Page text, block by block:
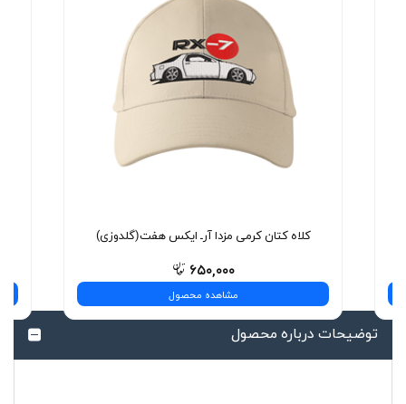
کلاه کتان کرمی مزدا آرـ ایکس هفت(گلدوزی)
۶۵۰,۰۰۰
مشاهده محصول
توضیحات درباره محصول